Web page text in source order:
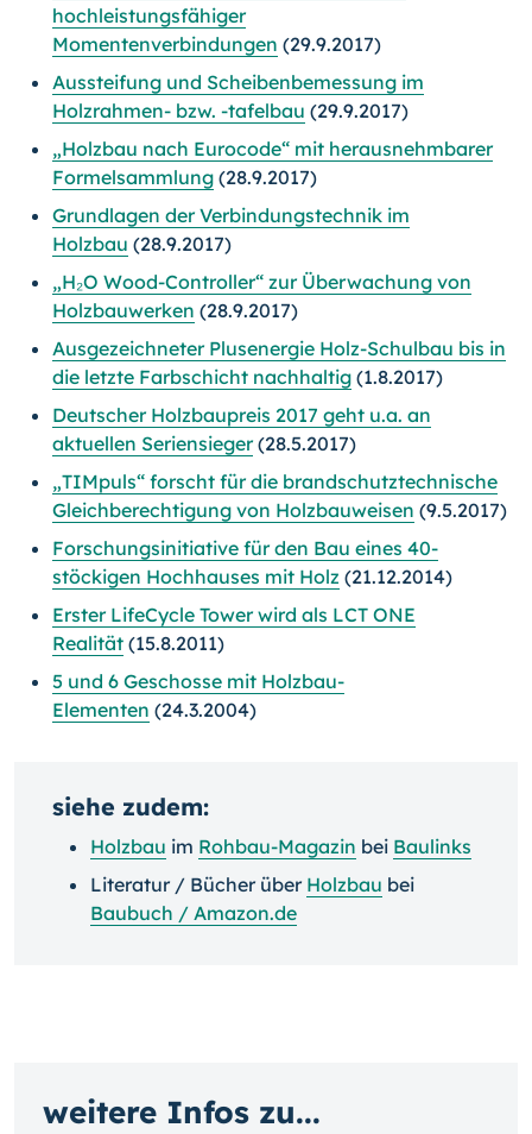
hochleistungsfähiger
Momentenverbindungen (29.9.2017)
Aussteifung und Scheibenbemessung im
Holzrahmen- bzw. -tafelbau (29.9.2017)
„Holzbau nach Eurocode“ mit herausnehmbarer
Formelsammlung (28.9.2017)
Grundlagen der Verbindungstechnik im
Holzbau (28.9.2017)
„H₂O Wood-Controller“ zur Überwachung von
Holzbauwerken (28.9.2017)
Ausgezeichneter Plusenergie Holz-Schulbau bis in
die letzte Farbschicht nachhaltig (1.8.2017)
Deutscher Holzbaupreis 2017 geht u.a. an
aktuellen Seriensieger(28.5.2017)
„TIMpuls“ forscht für die brandschutztechnische
Gleichberechtigung von Holzbauweisen (9.5.2017)
Forschungsinitiative für den Bau eines 40-
stöckigen Hochhauses mit Holz (21.12.2014)
Erster LifeCycle Tower wird als LCT ONE
Realität (15.8.2011)
5 und 6 Geschosse mit Holzbau-
Elementen (24.3.2004)
siehe zudem:
Holzbau im Rohbau-Magazin bei Baulinks
Literatur / Bücher über Holzbau bei
Baubuch / Amazon.de
weitere Infos zu...